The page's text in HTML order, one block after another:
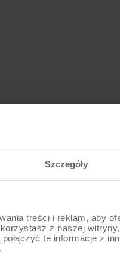
Szczegóły
treści i reklam, aby
z naszej
te informacje z